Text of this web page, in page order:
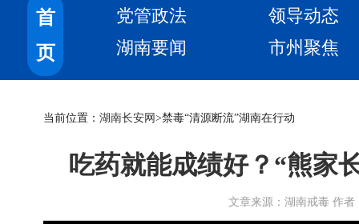
首
页
党管政法
领导动态
湖南要闻
市州聚焦
当前位置： 湖南长安网 >禁毒“清源断流”湖南在行动
吃药就能成绩好？“熊
文章来源：湖南戒毒 作者